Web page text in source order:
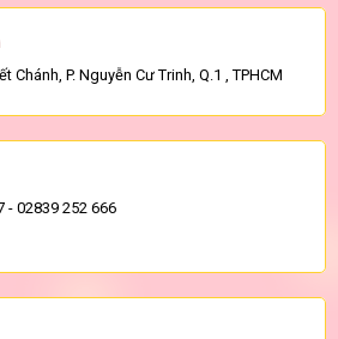
Chánh, P. Nguyễn Cư Trinh, Q.1 , TPHCM
- 02839 252 666